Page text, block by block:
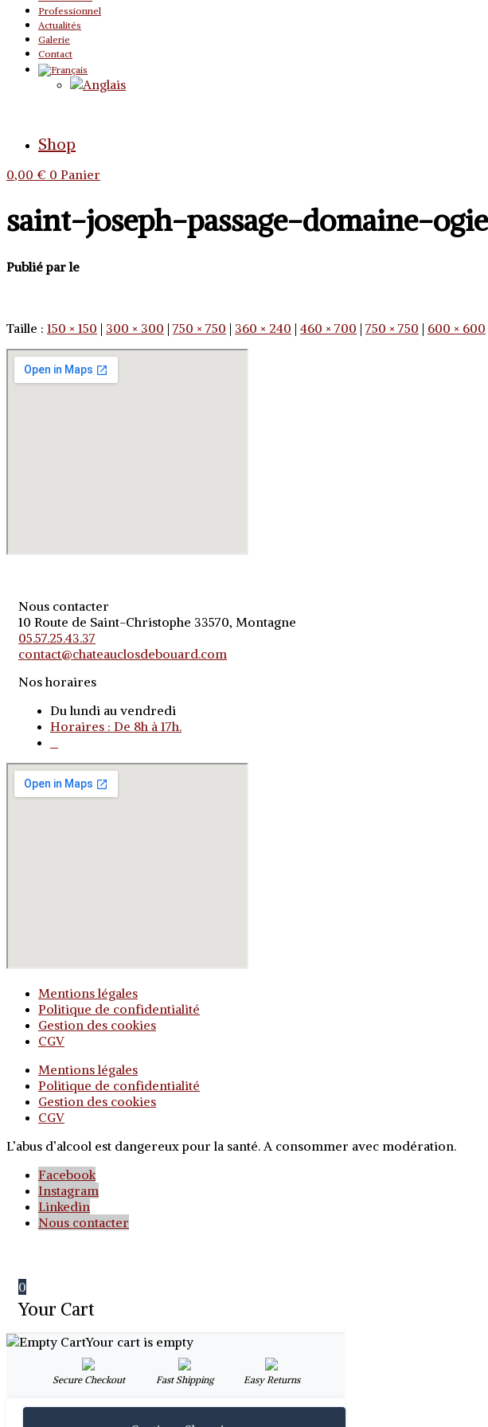
Professionnel
Actualités
Galerie
Contact
Shop
0,00 € 0 Panier
saint-joseph-passage-domaine-
Publié parle
Taille : 150 × 150 | 300 × 300 | 750 × 750 | 360 × 240 | 460 × 700 | 750 × 750 | 600 × 600
Nous contacter
10 Route de Saint-Christophe 33570, Montagne
05.57.25.43.37
contact@chateauclosdebouard.com
Nos horaires
Du lundi au vendredi
Horaires : De 8h à 17h.
Mentions légales
Politique de confidentialité
Gestion des cookies
CGV
Mentions légales
Politique de confidentialité
Gestion des cookies
CGV
L’abus d’alcool est dangereux pour la santé. A consommer avec modération.
Facebook
Instagram
Linkedin
Nous contacter
0
Your Cart
Your cart is empty
Secure Checkout Fast Shipping Easy Returns